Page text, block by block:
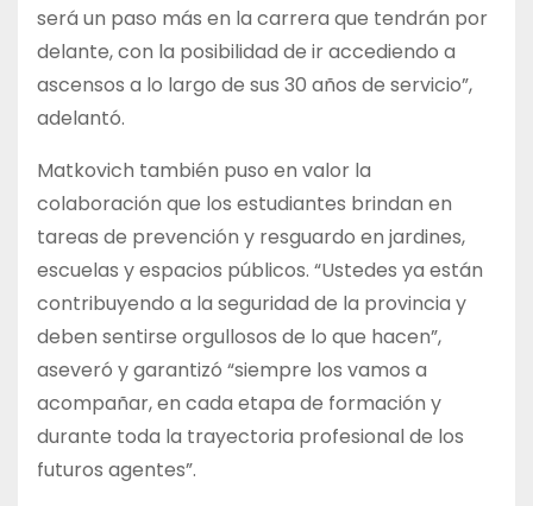
será un paso más en la carrera que tendrán por
delante, con la posibilidad de ir accediendo a
ascensos a lo largo de sus 30 años de servicio”,
adelantó.
Matkovich también puso en valor la
colaboración que los estudiantes brindan en
tareas de prevención y resguardo en jardines,
escuelas y espacios públicos. “Ustedes ya están
contribuyendo a la seguridad de la provincia y
deben sentirse orgullosos de lo que hacen”,
aseveró y garantizó “siempre los vamos a
acompañar, en cada etapa de formación y
durante toda la trayectoria profesional de los
futuros agentes”.